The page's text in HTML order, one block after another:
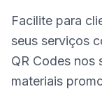
Facilite para
seus serviços
QR Codes nos
materiais